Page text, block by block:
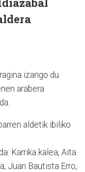
izango du
arabera
aldetik ibiliko
Karrika kalea, Aita
Juan Bautista Erro,